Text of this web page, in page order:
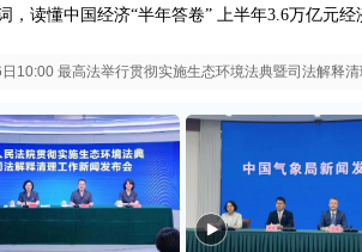
，读懂中国经济“半年答卷” 上半年3.6万亿元
日10:00 最高法举行贯彻实施生态环境法典暨司法解释